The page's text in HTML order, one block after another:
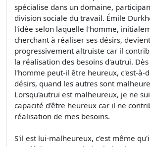
spécialise dans un domaine,
division sociale du travail. Émile
l'idée selon laquelle l'homme,
cherchant à réaliser ses désirs, devient
progressivement altruiste car il
la réalisation des besoins d'autrui.
l'homme peut-il être heureux, c'est-à-
désirs, quand les autres sont
Lorsqu'autrui est malheureux, je ne
capacité d'être heureux car il ne
réalisation de mes besoins.
S'il est lui-malheureux, c'est même